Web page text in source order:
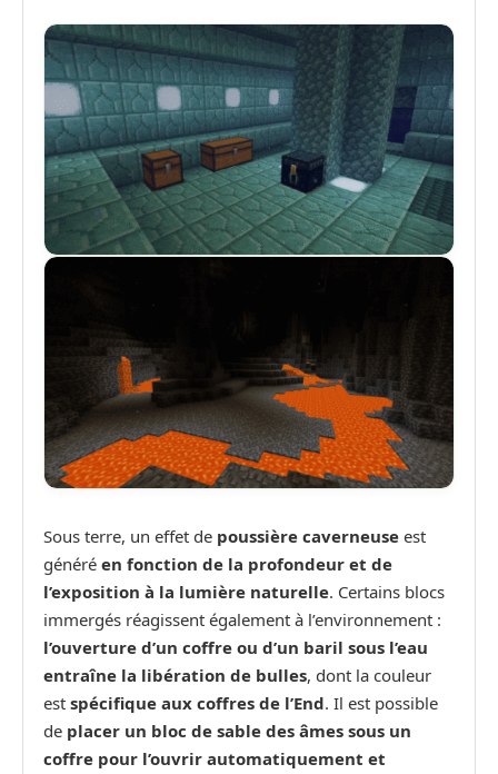
Sous terre, un effet de poussière caverneuse est
généré en fonction de la profondeur et de
l’exposition à la lumière naturelle. Certains blocs
immergés réagissent également à l’environnement :
l’ouverture d’un coffre ou d’un baril sous l’eau
entraîne la libération de bulles, dont la couleur
est spécifique aux coffres de l’End. Il est possible
de placer un bloc de sable des âmes sous un
coffre pour l’ouvrir automatiquement et